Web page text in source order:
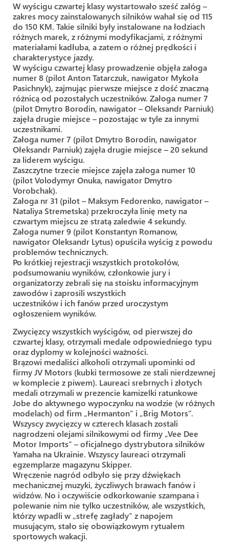
W wyścigu czwartej klasy wystartowało sześć załóg –
zakres mocy zainstalowanych silników wahał się od 115
do 150 KM. Takie silniki były instalowane na łodziach
różnych marek, z różnymi modyfikacjami, z różnymi
materiałami kadłuba, a zatem o różnej prędkości i
charakterystyce jazdy.
W wyścigu czwartej klasy prowadzenie objęła załoga
numer 8 (pilot Anton Tatarczuk, nawigator Mykoła
Pasichnyk), zajmując pierwsze miejsce z dość znaczną
różnicą od pozostałych uczestników. Załoga numer 7
(pilot Dmytro Borodin, nawigator – Oleksandr Parniuk)
zajęła drugie miejsce – pozostając w tyle za innymi
uczestnikami.
Załoga numer 7 (pilot Dmytro Borodin, nawigator
Ołeksandr Parniuk) zajęła drugie miejsce – 20 sekund
za liderem wyścigu.
Zaszczytne trzecie miejsce zajęła załoga numer 10
(pilot Volodymyr Onuka, nawigator Dmytro
Vorobchak).
Załoga nr 31 (pilot – Maksym Fedorenko, nawigator –
Nataliya Stremetska) przekroczyła linię mety na
czwartym miejscu ze stratą zaledwie 4 sekundy.
Załoga numer 9 (pilot Konstantyn Romanow,
nawigator Oleksandr Lytus) opuściła wyścig z powodu
problemów technicznych.
Po krótkiej rejestracji wszystkich protokołów,
podsumowaniu wyników, członkowie jury i
organizatorzy zebrali się na stoisku informacyjnym
zawodów i zaprosili wszystkich
uczestników i ich fanów przed uroczystym
ogłoszeniem wyników.
Zwycięzcy wszystkich wyścigów, od pierwszej do
czwartej klasy, otrzymali medale odpowiedniego typu
oraz dyplomy w kolejności ważności.
Brązowi medaliści alkoholi otrzymali upominki od
firmy JV Motors (kubki termosowe ze stali nierdzewnej
w komplecie z piwem). Laureaci srebrnych i złotych
medali otrzymali w prezencie kamizelki ratunkowe
Jobe do aktywnego wypoczynku na wodzie (w różnych
modelach) od firm „Hermanton” i „Brig Motors”.
Wszyscy zwycięzcy w czterech klasach zostali
nagrodzeni olejami silnikowymi od firmy „Vee Dee
Motor Imports” – oficjalnego dystrybutora silników
Yamaha na Ukrainie. Wszyscy laureaci otrzymali
egzemplarze magazynu Skipper.
Wręczenie nagród odbyło się przy dźwiękach
mechanicznej muzyki, życzliwych brawach fanów i
widzów. No i oczywiście odkorkowanie szampana i
polewanie nim nie tylko uczestników, ale wszystkich,
którzy wpadli w „strefę zagłady” z napojem
musującym, stało się obowiązkowym rytuałem
sportowych wakacji.